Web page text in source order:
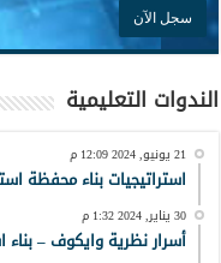
الندوات التعليمية
21 يونيو, 2024 12:09 م
استراتيجيات بناء محفظة
30 يناير, 2024 1:32 م
أسرار نظرية وايكوف – بناء